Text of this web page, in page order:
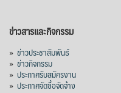
ข่าวสารและกิจกรรม
» ข่าวประชาสัมพันธ์
» ข่าวกิจกรรม
» ประกาศรับสมัครงาน
» ประกาศจัดซื้อจัดจ้าง